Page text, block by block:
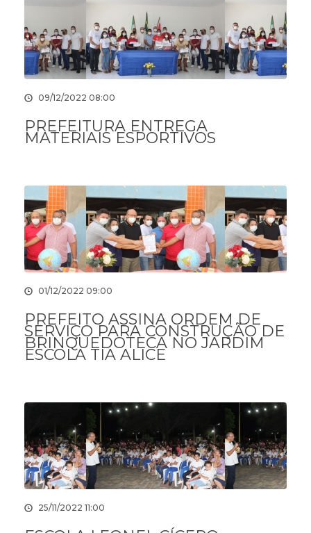
09/12/2022 08:00
PREFEITURA ENTREGA
MATERIAIS ESPORTIVOS
01/12/2022 09:00
PREFEITO ASSINA ORDEM DE
SERVIÇO PARA CONSTRUÇÃO DE
BRINQUEDOTECA NO JARDIM
ESCOLA TIA ALICE
25/11/2022 11:00